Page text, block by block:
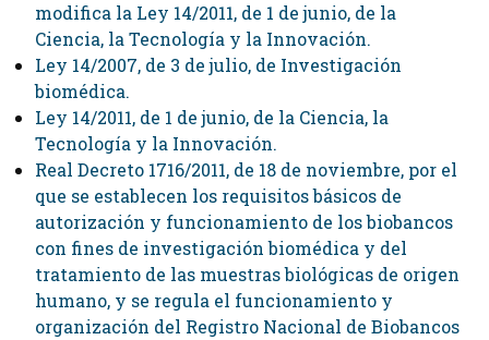
modifica la Ley 14/2011, de 1 de junio, de la
Ciencia, la Tecnología y la Innovación.
Ley 14/2007, de 3 de julio, de Investigación
biomédica.
Ley 14/2011, de 1 de junio, de la Ciencia, la
Tecnología y la Innovación.
Real Decreto 1716/2011, de 18 de noviembre, por el
que se establecen los requisitos básicos de
autorización y funcionamiento de los biobancos
con fines de investigación biomédica y del
tratamiento de las muestras biológicas de origen
humano, y se regula el funcionamiento y
organización del Registro Nacional de Biobancos